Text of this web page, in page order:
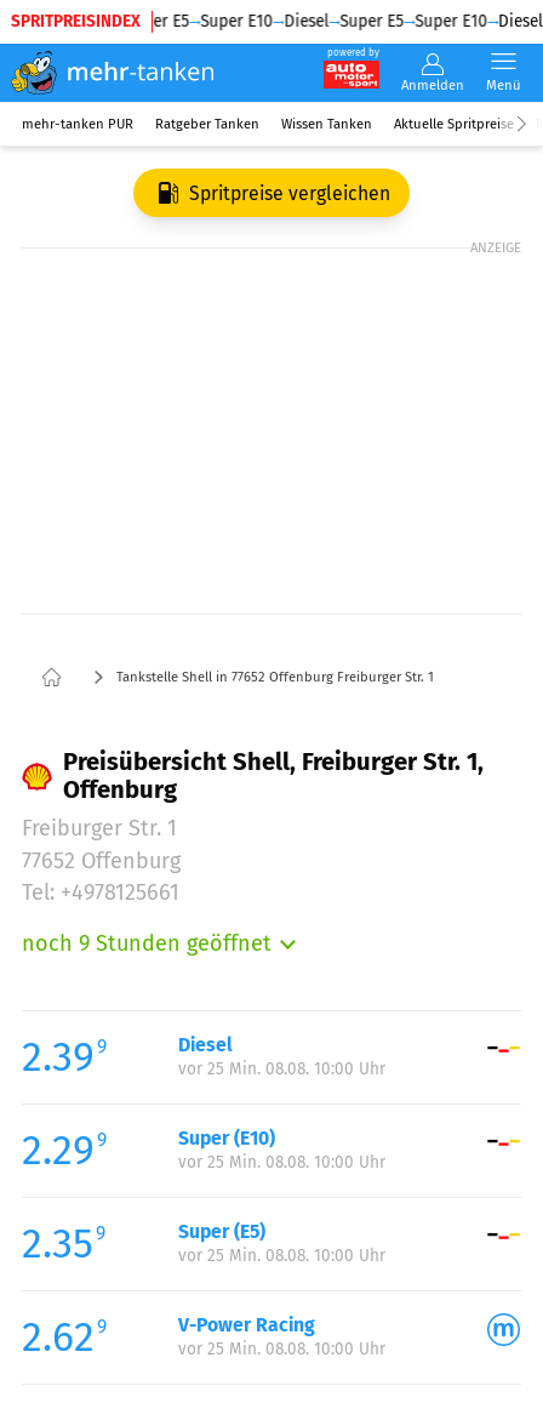
SPRITPREISINDEX
Diesel Super E5 Super E10 Diesel Super E5 Super E10 Diesel
powered by
Anmelden Menü
mehr-tanken PUR Ratgeber Tanken Wissen Tanken Aktuelle Spritpreise
Spritpreise vergleichen
ANZEIGE
Tankstelle Shell in 77652 Offenburg Freiburger Str. 1
Preisübersicht Shell, Freiburger Str. 1,
Offenburg
Freiburger Str. 1
77652 Offenburg
Tel: +4978125661
noch 9 Stunden geöffnet
Mittwoch:
05:00-22:00
Donnerstag:
Samstag:
07:00-22:00
Sonntag:
2.39 9 Diesel
vor 25 Min. 08.08. 10:00 Uhr
2.29 9 Super (E10)
vor 25 Min. 08.08. 10:00 Uhr
2.359 Super (E5)
vor 25 Min. 08.08. 10:00 Uhr
2.62 9 V-Power Racing
vor 25 Min. 08.08. 10:00 Uhr